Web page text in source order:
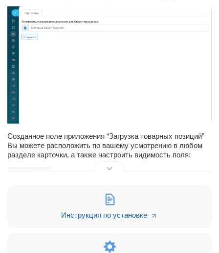
Созданное поле приложения “Загрузка товарных позиций”
Вы можете расположить по вашему усмотрению в любом
разделе карточки, а также настроить видимость поля:
Инструкция по установке